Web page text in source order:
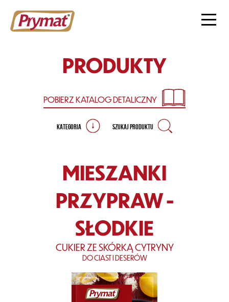
PRODUKTY
POBIERZ KATALOGDETALICZNY
KATEGORIA SZUKAJ PRODUKTU
MIESZANKI
PRZYPRAW -
SŁODKIE
CUKIER ZE SKÓRKĄ CYTRYNY
DO CIAST I DESERÓW